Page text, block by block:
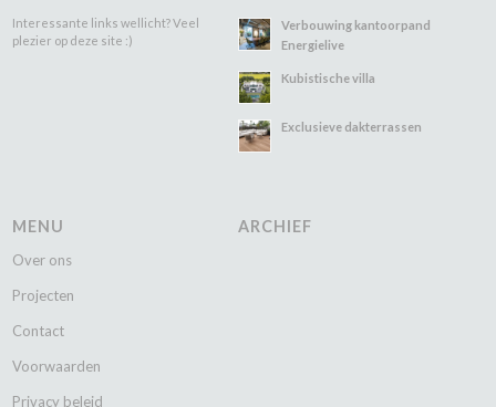
Interessante links wellicht? Veel
plezier op deze site :)
Verbouwing kantoorpand
Energielive
Kubistische villa
Exclusieve dakterrassen
MENU
Over ons
Projecten
Contact
Voorwaarden
Privacy beleid
ARCHIEF